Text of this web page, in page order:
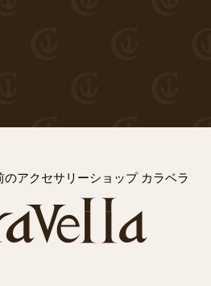
アクセサリーショップ カラベラ